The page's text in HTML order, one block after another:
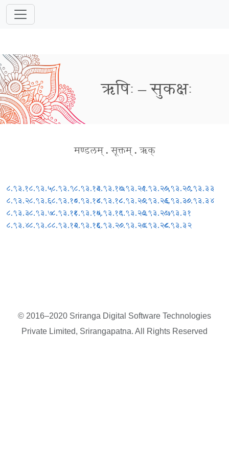
ऋषिः – सुकक्षः
मण्डलम् . सूक्तम् . ऋक्
८.९३.१
८.९३.२
८.९३.३
८.९३.४
८.९३.५
८.९३.६
८.९३.७
८.९३.८
८.९३.९
८.९३.१०
८.९३.११
८.९३.१२
८.९३.१३
८.९३.१४
८.९३.१५
८.९३.१६
८.९३.१७
८.९३.१८
८.९३.१९
८.९३.२०
८.९३.२१
८.९३.२२
८.९३.२३
८.९३.२४
८.९३.२५
८.९३.२६
८.९३.२७
८.९३.२८
८.९३.२९
८.९३.३०
८.९३.३१
८.९३.३२
८.९३.३३
८.९३.३४
© 2016–2020 Sriranga Digital Software Technologies
Private Limited, Srirangapatna. All Rights Reserved